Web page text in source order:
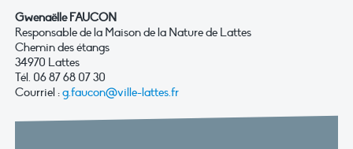
Gwenaëlle FAUCON
Responsable de la Maison de la Nature de Lattes
Chemin des étangs
34970 Lattes
Tél. 06 87 68 07 30
Courriel :g.faucon@ville-lattes.fr